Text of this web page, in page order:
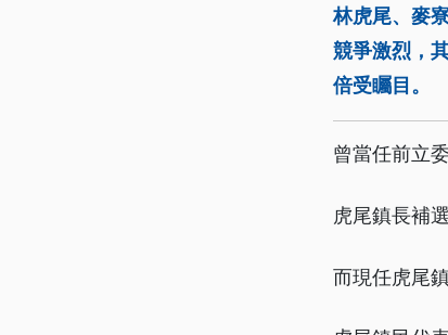
林虎尾、麥
競爭激烈，
倍受矚目。
曾當任前立
虎尾鎮長補
而現任虎尾